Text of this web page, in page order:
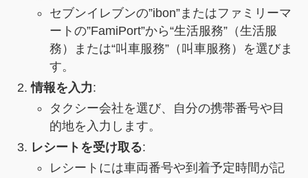
セブンイレブンの”ibon”またはファミリーマ
ートの”FamiPort”から“生活服務”（生活服
務）または“叫車服務”（叫車服務）を選びま
す。
情報を入力:
タクシー会社を選び、自分の携帯番号や目
的地を入力します。
レシートを受け取る:
レシートには車両番号や到着予定時間が記